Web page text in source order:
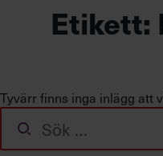
Utbildning
Populära
Etikett:
Tyvärr finns inga inlägg att
Sök
efter: